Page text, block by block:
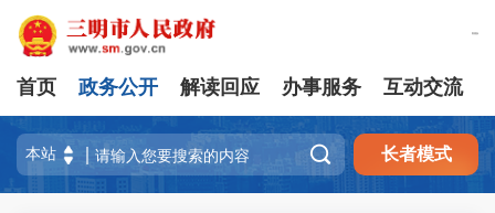
首页 政务公开 解读回应 办事服务 互动交流
 长者模式